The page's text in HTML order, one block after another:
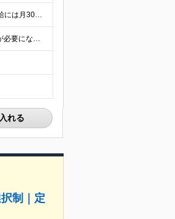
【エンジニア経験6年以上の方】 月給46万円～100万円（固定残業代含む） ※上記月給には月30時間分の固定残業代（月8万7,400円～月19万円）を含む。超過分は全額支給。 【エンジニア経験4年以
★フルリモート勤務も可（全国応募OK/住宅手当を支給します） ※案件によって常駐が必要になる場合があります。 ※希望がない限り、転勤はありません ※U・Iターン歓迎 ★ルトラの社員は全国各地で活躍中
れる
制｜定